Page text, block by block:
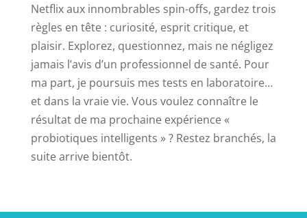
Netflix aux innombrables spin-offs, gardez trois
règles en tête : curiosité, esprit critique, et
plaisir. Explorez, questionnez, mais ne négligez
jamais l’avis d’un professionnel de santé. Pour
ma part, je poursuis mes tests en laboratoire…
et dans la vraie vie. Vous voulez connaître le
résultat de ma prochaine expérience «
probiotiques intelligents » ? Restez branchés, la
suite arrive bientôt.